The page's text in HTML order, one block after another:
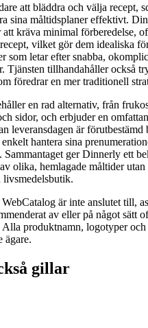
att bläddra och välja recept,
sina måltidsplaner effektivt.
kräva minimal förberedelse,
vilket gör dem idealiska
som letar efter snabba,
Tjänsten tillhandahåller också
föredrar en mer traditionell
en rad alternativ, från
sidor, och erbjuder en
leveransdagen är förutbestämd
hantera sina
Sammantaget ger Dinnerly ett
olika, hemlagade måltider utan
livsmedelsbutik.
är inte anslutet till,
av eller på något sätt
produktnamn, logotyper och
ägare.
gillar